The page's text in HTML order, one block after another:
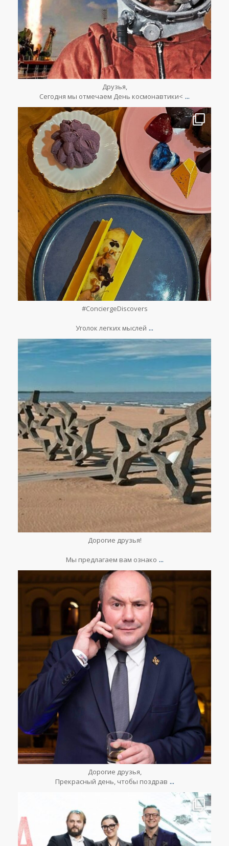
Апр 12
Друзья,
Сегодня мы отмечаем День космонавтики< ...
lesclefsdorrussia
Апр 11
#ConciergeDiscovers
Уголок легких мыслей ...
lesclefsdorrussia
Мар 30
Дорогие друзья!
Мы предлагаем вам ознако ...
lesclefsdorrussia
Мар 26
Дорогие друзья,
Прекрасный день, чтобы поздрав ...
lesclefsdorrussia